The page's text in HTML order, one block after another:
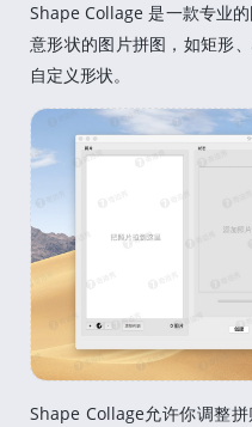
Shape Collage 是一款专业
意形状的图片拼图，如矩形
自定义形状。
Shape Collage允许你调整